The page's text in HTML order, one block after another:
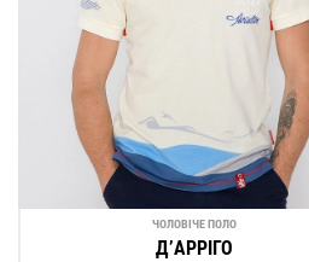
ЧОЛОВІЧЕ ПОЛО
Д’АРРІГО